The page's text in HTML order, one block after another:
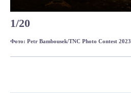
1/20
Фото: Petr Bambousek/TNC Photo Contest 2023